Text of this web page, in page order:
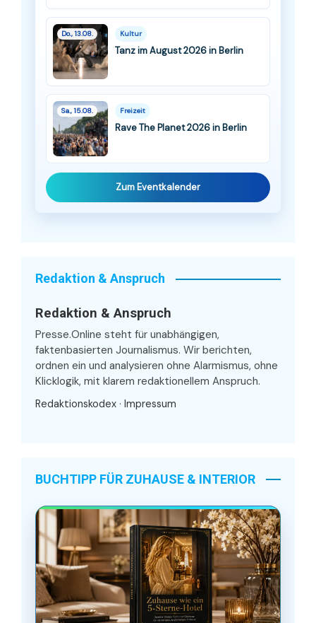
Do., 13.08. Kultur
Tanz im August 2026 in Berlin
Sa., 15.08. Freizeit
Rave The Planet 2026 in Berlin
Zum Eventkalender
Redaktion & Anspruch
Redaktion & Anspruch
Presse.Online steht für unabhängigen,
faktenbasierten Journalismus. Wir berichten,
ordnen ein und analysieren ohne Alarmismus, ohne
Klicklogik, mit klarem redaktionellem Anspruch.
Redaktionskodex · Impressum
BUCHTIPP FÜR ZUHAUSE & INTERIOR